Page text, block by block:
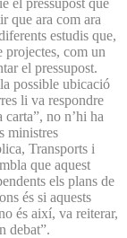
que ara com ara
estudis que,
projectes, com un
el pressupost.
possible ubicació
li va respondre
no n’hi ha
ministres
Transports i
que aquest
els plans de
és si aquests
és així, va reiterar,
debat”.